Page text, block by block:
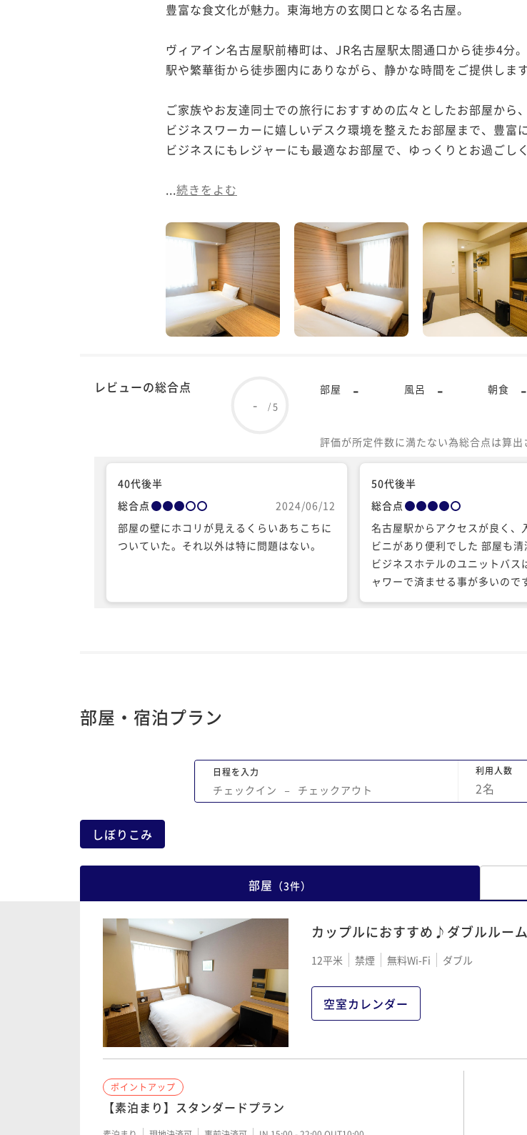
豊富な食文化が魅力。東海地方の玄関口となる名古屋。
ヴィアイン名古屋駅前椿町は、JR名古屋駅太閤通口から徒歩4分。
駅や繁華街から徒歩圏内にありながら、静かな時間をご提供します
ご家族やお友達同士での旅行におすすめの広々としたお部屋から、
ビジネスワーカーに嬉しいデスク環境を整えたお部屋まで、豊富
ビジネスにもレジャーにも最適なお部屋で、ゆっくりとお過ごし
...続きをよむ
レビューの総合点
- /5
部屋 - 風呂 - 朝食 -
評価が所定件数に満たない為総合点は算出
40代後半
総合点
2024/06/12
部屋の壁にホコリが見えるくらいあちこちに
ついていた。それ以外は特に問題はない。
50代後半
総合点
名古屋駅からアクセスが良く、
ビニがあり便利でした 部屋も
ビジネスホテルのユニットバス
ャワーで済ませる事が多いので
は横幅がありゆっくり入浴する
部屋・宿泊プラン
日程を入力
チェックイン − チェックアウト
利用人数
2名
しぼりこみ
部屋 （3件）
カップルにおすすめ♪ダブルルーム
12平米 禁煙 無料Wi-Fi ダブル
空室カレンダー
ポイントアップ
【素泊まり】スタンダードプラン